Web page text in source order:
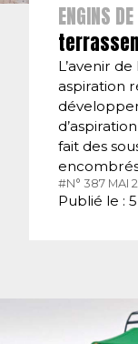
ENGINS
L’avenir
aspiration
fait des
#N° 387 MAI
Publié le :